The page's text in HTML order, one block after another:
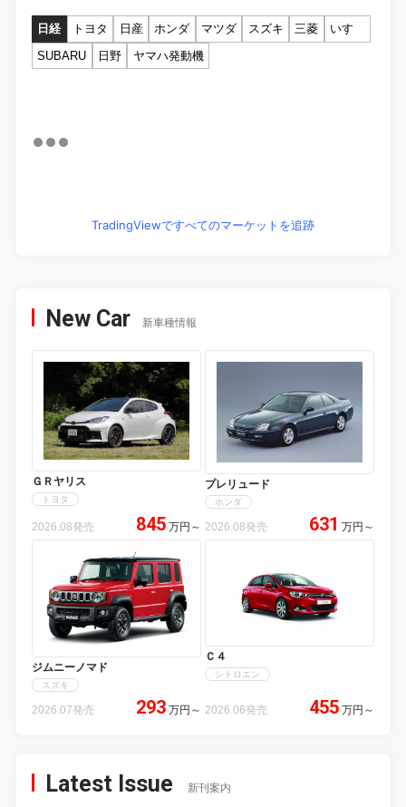
日経 トヨタ 日産 ホンダ マツダ スズキ 三菱
いすゞ
SUBARU
日野 ヤマハ発動機
TradingViewですべてのマーケットを追跡
New Car 新車種情報
ＧＲヤリス
トヨタ
2026.08発売 845 万円 ～
プレリュード
ホンダ
2026.08発売 631 万円 ～
ジムニーノマド
スズキ
2026.07発売 293 万円 ～
Ｃ４
シトロエン
2026.06発売 455 万円 ～
Latest Issue 新刊案内